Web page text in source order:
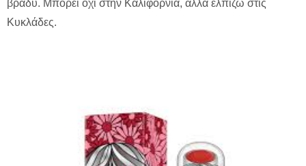
βράδυ. Μπορεί όχι στην Καλιφόρνια, αλλά ελπίζω στις
Κυκλάδες.